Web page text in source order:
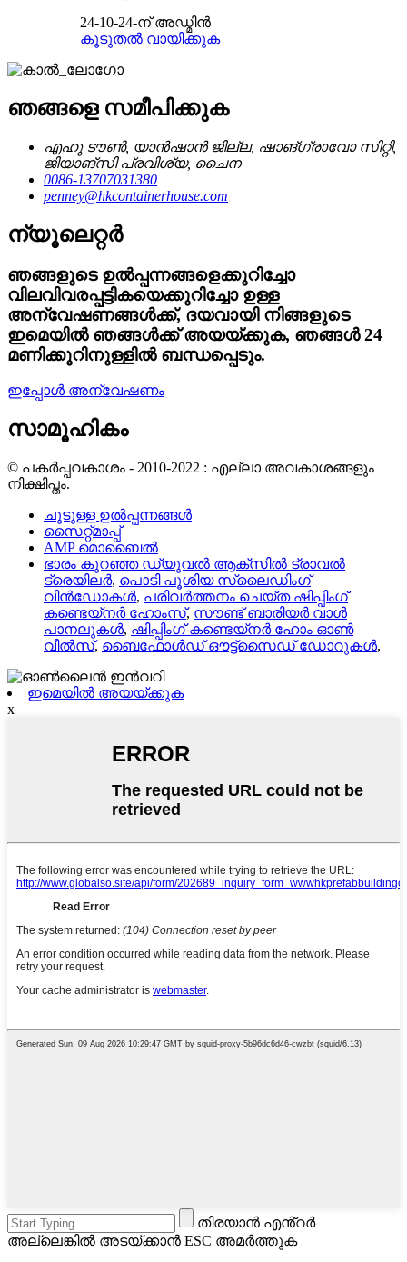
24-10-24-ന് അഡ്മിൻ
കൂടുതൽ വായിക്കുക
ഞങ്ങളെ സമീപിക്കുക
എഹു ടൗൺ, യാൻഷാൻ ജില്ല, ഷാങ്‌ഗ്രാവോ സിറ്റി,
ജിയാങ്‌സി പ്രവിശ്യ, ചൈന
0086-13707031380
penney@hkcontainerhouse.com
ന്യൂലെറ്റർ
ഞങ്ങളുടെ ഉൽപ്പന്നങ്ങളെക്കുറിച്ചോ
വിലവിവരപ്പട്ടികയെക്കുറിച്ചോ ഉള്ള
അന്വേഷണങ്ങൾക്ക്, ദയവായി നിങ്ങളുടെ
ഇമെയിൽ ഞങ്ങൾക്ക് അയയ്ക്കുക, ഞങ്ങൾ 24
മണിക്കൂറിനുള്ളിൽ ബന്ധപ്പെടും.
ഇപ്പോൾ അന്വേഷണം
സാമൂഹികം
© പകർപ്പവകാശം - 2010-2022 : എല്ലാ അവകാശങ്ങളും
നിക്ഷിപ്തം.
ചൂടുള്ള ഉൽപ്പന്നങ്ങൾ
സൈറ്റ്മാപ്പ്
AMP മൊബൈൽ
ഭാരം കുറഞ്ഞ ഡ്യുവൽ ആക്‌സിൽ ട്രാവൽ
ട്രെയിലർ, പൊടി പൂശിയ സ്ലൈഡിംഗ്
വിൻഡോകൾ, പരിവർത്തനം ചെയ്ത ഷിപ്പിംഗ്
കണ്ടെയ്നർ ഹോംസ്, സൗണ്ട് ബാരിയർ വാൾ
പാനലുകൾ, ഷിപ്പിംഗ് കണ്ടെയ്നർ ഹോം ഓൺ
വീൽസ്, ബൈഫോൾഡ് ഔട്ട്‌സൈഡ് ഡോറുകൾ,
ഇമെയിൽ അയയ്ക്കുക
x
തിരയാൻ എൻ്റർ
അല്ലെങ്കിൽ അടയ്ക്കാൻ ESC അമർത്തുക